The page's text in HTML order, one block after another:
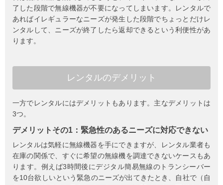
了した段階で無線機器が不要になってしまいます。レンタルで
あればイレギュラーなニーズが発生した段階でちょっとだけレ
ンタルして、ニーズが終了したら返却できるという利便性があ
ります。
レンタルのデメリット
一方でレンタルにはデメリットもあります。主なデメリットは
3つ。
デメリットその1：緊急性のあるニーズに対応できない
レンタルは気軽に無線機器を手にできますが、レンタル業者も
在庫の関係で、すぐに希望の無線機を調達できないケースもあ
ります。例えば3時間後にデジタル簡易無線のトランシーバー
を10台欲しいという緊急のニーズが出てきたとき、自社で（自